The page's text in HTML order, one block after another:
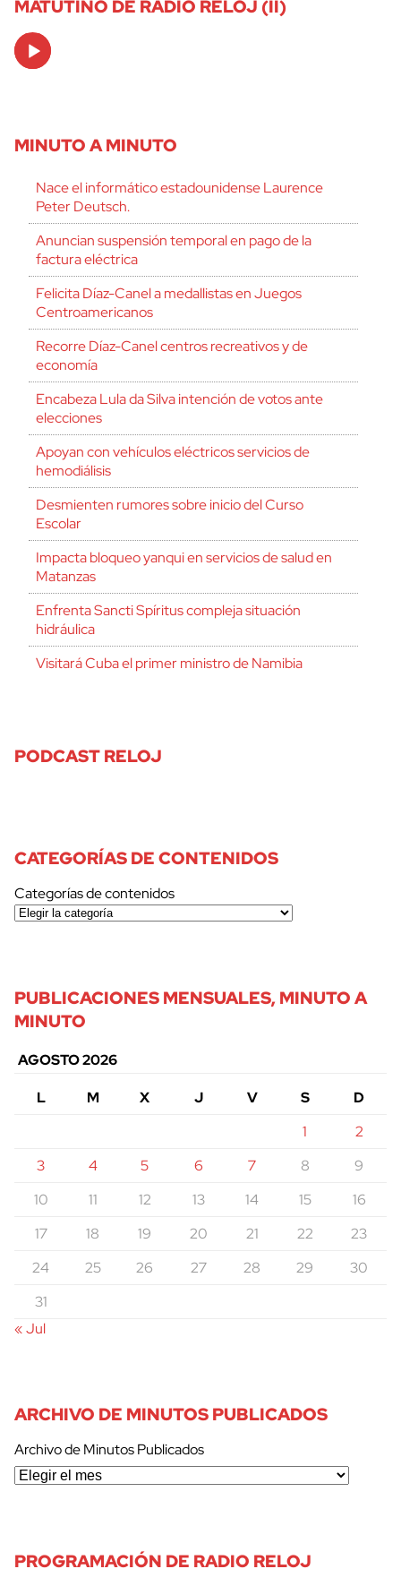
MATUTINO DE RADIO RELOJ (II)
Audio
Player
MINUTO A MINUTO
Nace el informático estadounidense Laurence
Peter Deutsch.
Anuncian suspensión temporal en pago de la
factura eléctrica
Felicita Díaz-Canel a medallistas en Juegos
Centroamericanos
Recorre Díaz-Canel centros recreativos y de
economía
Encabeza Lula da Silva intención de votos ante
elecciones
Apoyan con vehículos eléctricos servicios de
hemodiálisis
Desmienten rumores sobre inicio del Curso
Escolar
Impacta bloqueo yanqui en servicios de salud en
Matanzas
Enfrenta Sancti Spíritus compleja situación
hidráulica
Visitará Cuba el primer ministro de Namibia
PODCAST RELOJ
CATEGORÍAS DE CONTENIDOS
Categorías de contenidos
PUBLICACIONES MENSUALES, MINUTO A
MINUTO
AGOSTO 2026
L
M X J V S
D
1
2
3
4 5 6 7 8
9
10
11 12 13 14 15
16
17
18 19 20 21 22
23
24
25 26 27 28 29
30
31
« Jul
ARCHIVO DE MINUTOS PUBLICADOS
Archivo de Minutos Publicados
PROGRAMACIÓN DE RADIO RELOJ